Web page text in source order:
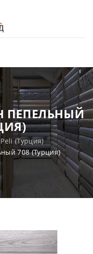
ПЕПЕЛЬНЫЙ
Peli (Турция)
708 (Турция)